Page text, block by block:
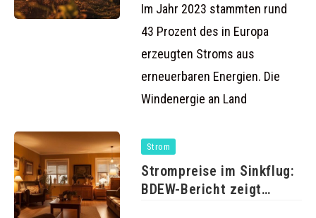
Im Jahr 2023 stammten rund
43 Prozent des in Europa
erzeugten Stroms aus
erneuerbaren Energien. Die
Windenergie an Land
Strom
Strompreise im Sinkflug:
BDEW-Bericht zeigt